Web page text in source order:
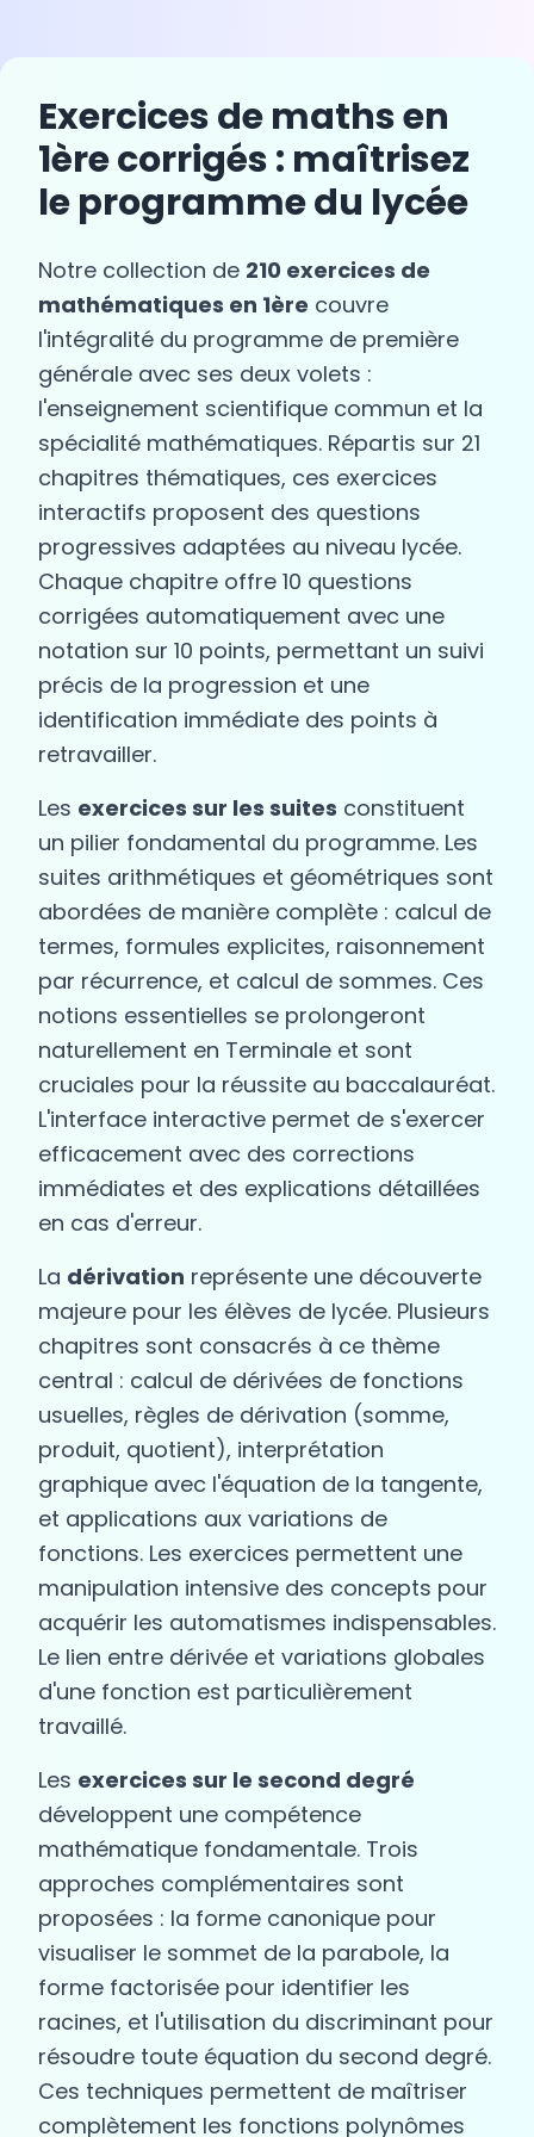
Exercices de maths en
1ère corrigés : maîtrisez
le programme du lycée
Notre collection de 210 exercices de
mathématiques en 1ère couvre
l'intégralité du programme de première
générale avec ses deux volets :
l'enseignement scientifique commun et la
spécialité mathématiques. Répartis sur 21
chapitres thématiques, ces exercices
interactifs proposent des questions
progressives adaptées au niveau lycée.
Chaque chapitre offre 10 questions
corrigées automatiquement avec une
notation sur 10 points, permettant un suivi
précis de la progression et une
identification immédiate des points à
retravailler.
Les exercices sur les suites constituent
un pilier fondamental du programme. Les
suites arithmétiques et géométriques sont
abordées de manière complète : calcul de
termes, formules explicites, raisonnement
par récurrence, et calcul de sommes. Ces
notions essentielles se prolongeront
naturellement en Terminale et sont
cruciales pour la réussite au baccalauréat.
L'interface interactive permet de s'exercer
efficacement avec des corrections
immédiates et des explications détaillées
en cas d'erreur.
La dérivation représente une découverte
majeure pour les élèves de lycée. Plusieurs
chapitres sont consacrés à ce thème
central : calcul de dérivées de fonctions
usuelles, règles de dérivation (somme,
produit, quotient), interprétation
graphique avec l'équation de la tangente,
et applications aux variations de
fonctions. Les exercices permettent une
manipulation intensive des concepts pour
acquérir les automatismes indispensables.
Le lien entre dérivée et variations globales
d'une fonction est particulièrement
travaillé.
Les exercices sur le second degré
développent une compétence
mathématique fondamentale. Trois
approches complémentaires sont
proposées : la forme canonique pour
visualiser le sommet de la parabole, la
forme factorisée pour identifier les
racines, et l'utilisation du discriminant pour
résoudre toute équation du second degré.
Ces techniques permettent de maîtriser
complètement les fonctions polynômes